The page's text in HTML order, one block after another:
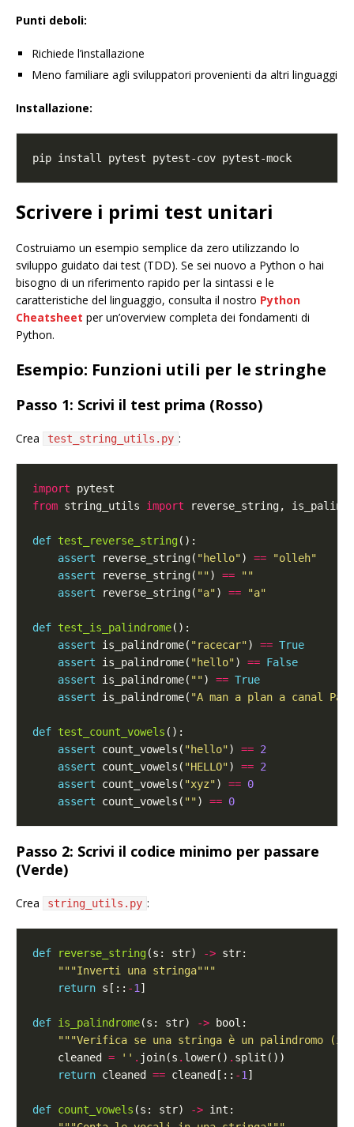
Punti deboli:
Richiede l’installazione
Meno familiare agli sviluppatori provenienti da altri linguaggi
Installazione:
Scrivere i primi test unitari
Costruiamo un esempio semplice da zero utilizzando lo
sviluppo guidato dai test (TDD). Se sei nuovo a Python o hai
bisogno di un riferimento rapido per la sintassi e le
caratteristiche del linguaggio, consulta il nostro Python
Cheatsheet per un’overview completa dei fondamenti di
Python.
Esempio: Funzioni utili per le stringhe
Passo 1: Scrivi il test prima (Rosso)
Crea test_string_utils.py :
import
from string_utils import
def test_reverse_string
assert reverse_string( "hello") ==
"olleh"
assert reverse_string( "") ==
""
assert reverse_string( "a") == "a"
def test_is_palindrome
assert is_palindrome( "racecar") == True
assert is_palindrome( "hello") == False
assert is_palindrome( "") == True
assert is_palindrome( "A man a plan a canal
def test_count_vowels
assert count_vowels( "hello") == 2
assert count_vowels( "HELLO") == 2
assert count_vowels( "xyz") == 0
assert count_vowels( "") == 0
Passo 2: Scrivi il codice minimo per passare
(Verde)
Crea string_utils.py :
def reverse_string(s: str) ->
"""Inverti una stringa"""
return s[:: -1
def is_palindrome(s: str) ->
"""Verifica se una stringa è un palindromo
    cleaned
= '' . join(s . lower() .
return cleaned == cleaned[:: -1
def count_vowels (s: str) ->